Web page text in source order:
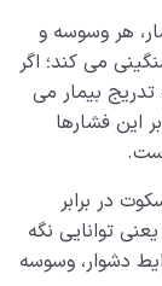
0/9
0/9
هر وسوسه و
می کند؛ اگر
تدریج بیمار می
این فشارها
در برابر
توانایی نگه
دشوار، وسوسه